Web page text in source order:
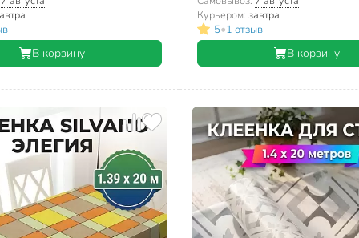
В корзину
Курьером: завтра
5•1 отзыв
В корзину